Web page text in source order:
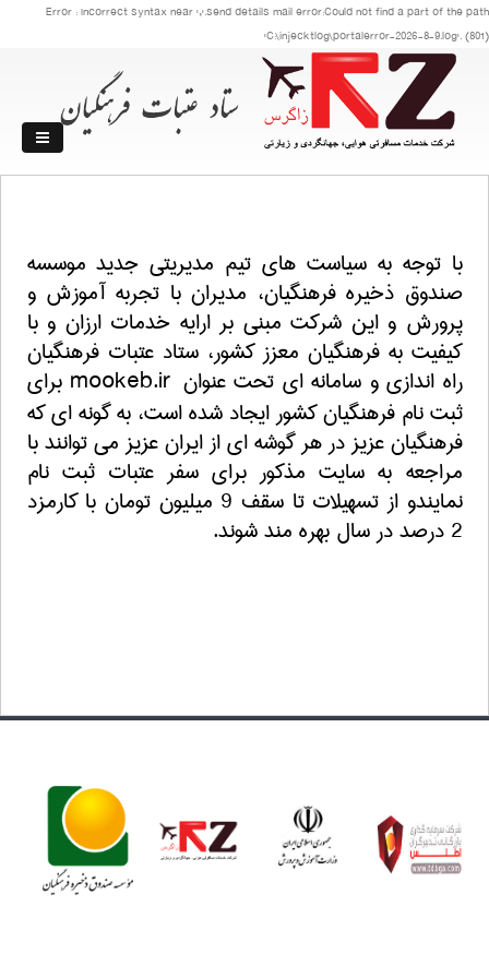
Error : Incorrect syntax near ','.send details mail error:Could not find a part of the path
'C:\injecktlog\portalerror-2026-8-9.log'. (801)
با توجه به سیاست های تیم مدیریتی جدید موسسه
صندوق ذخیره فرهنگیان، مدیران با تجربه آموزش و
پرورش و این شرکت مبنی بر ارایه خدمات ارزان و با
کیفیت به فرهنگیان معزز کشور، ستاد عتبات فرهنگیان
راه اندازی و سامانه ای تحت عنوان mookeb.ir برای
ثبت نام فرهنگیان کشور ایجاد شده است، به گونه ای که
فرهنگیان عزیز در هر گوشه ای از ایران عزیز می توانند با
مراجعه به سایت مذکور برای سفر عتبات ثبت نام
نمایند و از تسهیلات تا سقف 9 میلیون تومان با کارمزد
2 درصد در سال بهره مند شوند.